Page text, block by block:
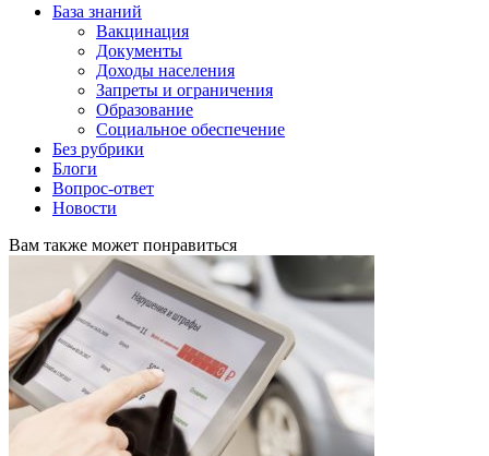
База знаний
Вакцинация
Документы
Доходы населения
Запреты и ограничения
Образование
Социальное обеспечение
Без рубрики
Блоги
Вопрос-ответ
Новости
Вам также может понравиться